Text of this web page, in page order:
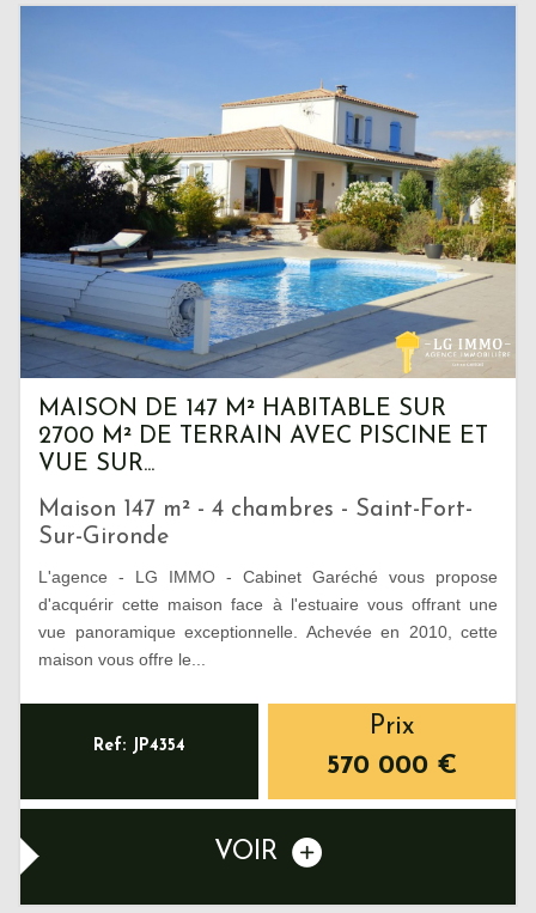
MAISON DE 147 M² HABITABLE SUR
2700 M² DE TERRAIN AVEC PISCINE ET
VUE SUR...
Maison 147 m² - 4 chambres - Saint-Fort-
Sur-Gironde
L'agence - LG IMMO - Cabinet Garéché vous propose
d'acquérir cette maison face à l'estuaire vous offrant une
vue panoramique exceptionnelle. Achevée en 2010, cette
maison vous offre le...
Ref: JP4354
Prix
570 000 €
VOIR